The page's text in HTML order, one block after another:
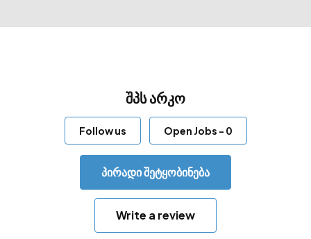
შპს არკო
Follow us Open Jobs - 0
პირადი შეტყობინება
Write a review